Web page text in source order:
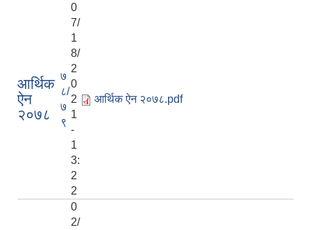
आर्थिक
ऐन
२०७८
७
८/
७
९
0
7/
1
8/
2
0
2
1
-
1
3:
2
2
आर्थिक ऐन २०७८.pdf
0
2/